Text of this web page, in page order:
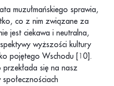
muzułmańskiego sprawia,
co z nim związane za
jest ciekawa i neutralna,
wyższości kultury
pojętego Wschodu [10].
przekłada się na nasz